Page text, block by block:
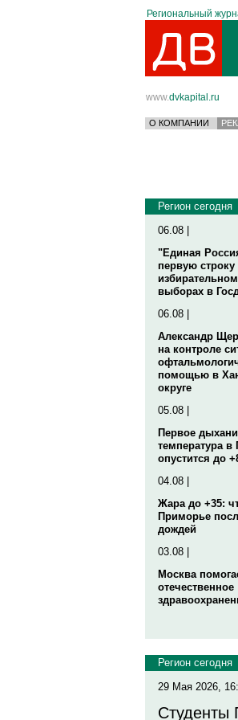
Региональный
www.dvkapital.ru
О КОМПАНИИ
Регион сегодня
06.08 |
"Единая
первую строку
выборах в
06.08 |
Александр
на контроле
помощью в
округе
05.08 |
Первое
температура
опустится до
04.08 |
Жара до +35:
Приморье
дождей
03.08 |
Москва
отечественное
Регион сегодня
29 Мая 2026,
Студенты